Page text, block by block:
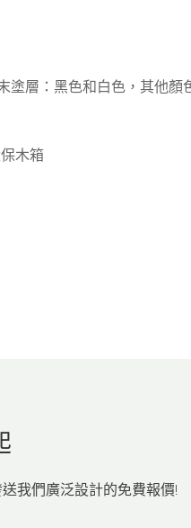
塗層：黑色和白色，其他顏
木箱
我們廣泛設計的免費報價!